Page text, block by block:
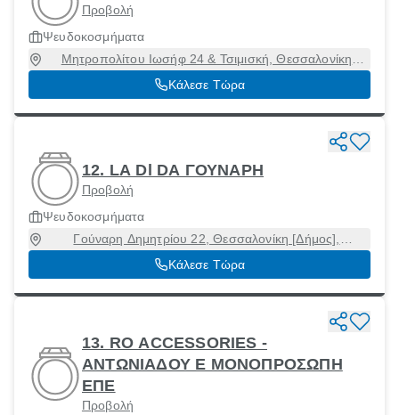
Προβολή
Ψευδοκοσμήματα
Μητροπολίτου Ιωσήφ 24 & Τσιμισκή, Θεσσαλονίκη
[Δήμος], Θεσσαλονίκη
Κάλεσε Τώρα
12. LA Dl DA ΓΟΥΝΑΡΗ
Προβολή
Ψευδοκοσμήματα
Γούναρη Δημητρίου 22, Θεσσαλονίκη [Δήμος],
Θεσσαλονίκη, 54621
Κάλεσε Τώρα
13. RO ACCESSORIES -
ΑΝΤΩΝΙΑΔΟΥ Ε ΜΟΝΟΠΡΟΣΩΠΗ
ΕΠΕ
Προβολή